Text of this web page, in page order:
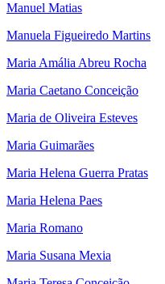
Manuel Matias
Manuela Figueiredo Martins
Maria Amália Abreu Rocha
Maria Caetano Conceição
Maria de Oliveira Esteves
Maria Guimarães
Maria Helena Guerra Pratas
Maria Helena Paes
Maria Romano
Maria Susana Mexia